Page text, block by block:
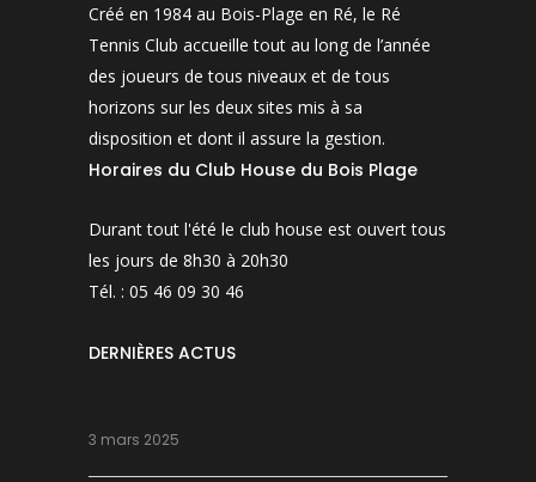
Créé en 1984 au Bois-Plage en Ré, le Ré
Tennis Club accueille tout au long de l’année
des joueurs de tous niveaux et de tous
horizons sur les deux sites mis à sa
disposition et dont il assure la gestion.
Horaires du Club House du Bois Plage
Durant tout l'été le club house est ouvert tous
les jours de 8h30 à 20h30
Tél. : 05 46 09 30 46
DERNIÈRES ACTUS
3 mars 2025